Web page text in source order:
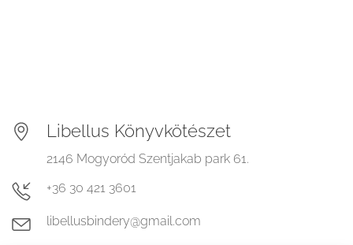
Libellus Könyvkötészet
2146 Mogyoród Szentjakab park 61.
+36 30 421 3601
libellusbindery@gmail.com